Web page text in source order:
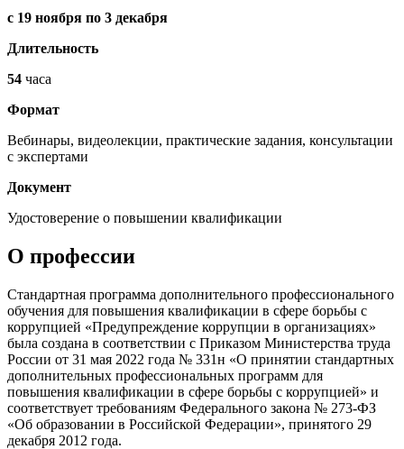
с 19 ноября по 3 декабря
Длительность
54 часа
Формат
Вебинары, видеолекции, практические задания, консультации
с экспертами
Документ
Удостоверение о повышении квалификации
О профессии
Стандартная программа дополнительного профессионального
обучения для повышения квалификации в сфере борьбы с
коррупцией «Предупреждение коррупции в организациях»
была создана в соответствии с Приказом Министерства труда
России от 31 мая 2022 года № 331н «О принятии стандартных
дополнительных профессиональных программ для
повышения квалификации в сфере борьбы с коррупцией» и
соответствует требованиям Федерального закона № 273-ФЗ
«Об образовании в Российской Федерации», принятого 29
декабря 2012 года.